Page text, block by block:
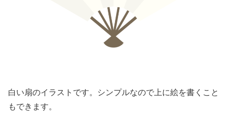
白い扇のイラストです。シンプルなので上に絵を書くこと
もできます。